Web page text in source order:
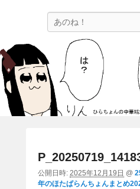
ひらちょんの
ほたがページ上部にある検索バ
公開日時: 2025年12月19日 @
年のほたぱらんちょんまとめ